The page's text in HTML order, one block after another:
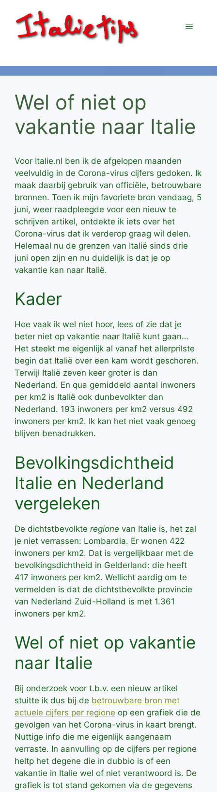
naar
inhoud
Menu
Wel of niet op
vakantie naar Italie
Voor Italie.nl ben ik de afgelopen maanden
veelvuldig in de Corona-virus cijfers gedoken. Ik
maak daarbij gebruik van officiële, betrouwbare
bronnen. Toen ik mijn favoriete bron vandaag, 5
juni, weer raadpleegde voor een nieuw te
schrijven artikel, ontdekte ik iets over het
Corona-virus dat ik verderop graag wil delen.
Helemaal nu de grenzen van Italië sinds drie
juni open zijn en nu duidelijk is dat je op
vakantie kan naar Italië.
Kader
Hoe vaak ik wel niet hoor, lees of zie dat je
beter niet op vakantie naar Italië kunt gaan…
Het steekt me eigenlijk al vanaf het allerprilste
begin dat Italië over een kam wordt geschoren.
Terwijl Italië zeven keer groter is dan
Nederland. En qua gemiddeld aantal inwoners
per km2 is Italië ook dunbevolkter dan
Nederland. 193 inwoners per km2 versus 492
inwoners per km2. Ik kan het niet vaak genoeg
blijven benadrukken.
Bevolkingsdichtheid
Italie en Nederland
vergeleken
De dichtstbevolkte regione van Italie is, het zal
je niet verrassen: Lombardia. Er wonen 422
inwoners per km2. Dat is vergelijkbaar met de
bevolkingsdichtheid in Gelderland: die heeft
417 inwoners per km2. Wellicht aardig om te
vermelden is dat de dichtstbevolkte provincie
van Nederland Zuid-Holland is met 1.361
inwoners per km2.
Wel of niet op vakantie
naar Italie
Bij onderzoek voor t.b.v. een nieuw artikel
stuitte ik dus bij de betrouwbare bron met
actuele cijfers per regione op een grafiek die de
gevolgen van het Corona-virus in kaart brengt.
Nuttige info die me eigenlijk aangenaam
verraste. In aanvulling op de cijfers per regione
heltp het degene die in dubbio is of een
vakantie in Italie wel of niet verantwoord is. De
grafiek is tot stand gekomen via de gegevens